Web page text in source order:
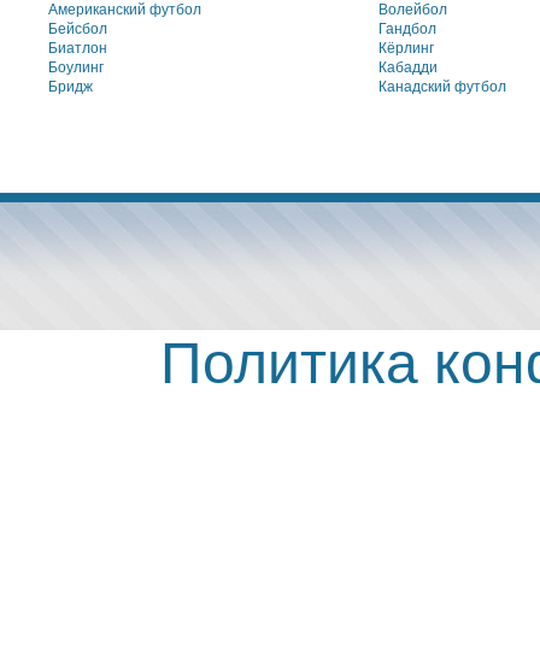
Американский футбол
Бейсбол
Биатлон
Боулинг
Бридж
Волейбол
Гандбол
Кёрлинг
Кабадди
Канадский футбол
Политика